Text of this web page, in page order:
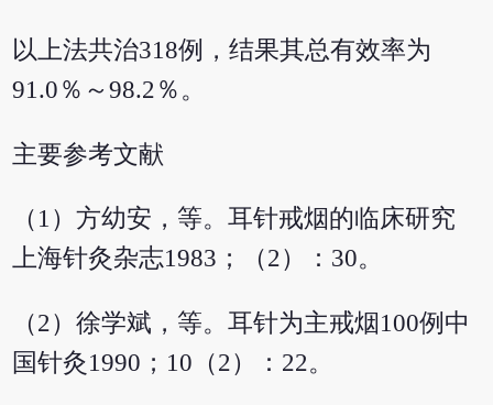
以上法共治318例，结果其总有效率为
91.0％～98.2％。
主要参考文献
（1）方幼安，等。耳针戒烟的临床研究
上海针灸杂志1983；（2）：30。
（2）徐学斌，等。耳针为主戒烟100例中
国针灸1990；10（2）：22。